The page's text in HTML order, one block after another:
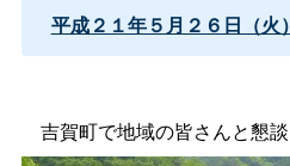
平成２１年５月２６日（火
吉賀町で地域の皆さんと懇談